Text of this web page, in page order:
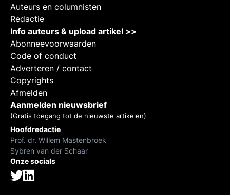
Auteurs en columnisten
Redactie
Info auteurs & upload artikel >>
Abonneevoorwaarden
Code of conduct
Adverteren / contact
Copyrights
Afmelden
Aanmelden nieuwsbrief
(Gratis toegang tot de nieuwste artikelen)
Hoofdredactie
Prof. dr. Willem Mastenbroek
Sybren van der Schaar
Onze socials